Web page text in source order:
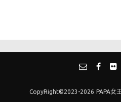
CopyRight©2023-2026 PAPA女